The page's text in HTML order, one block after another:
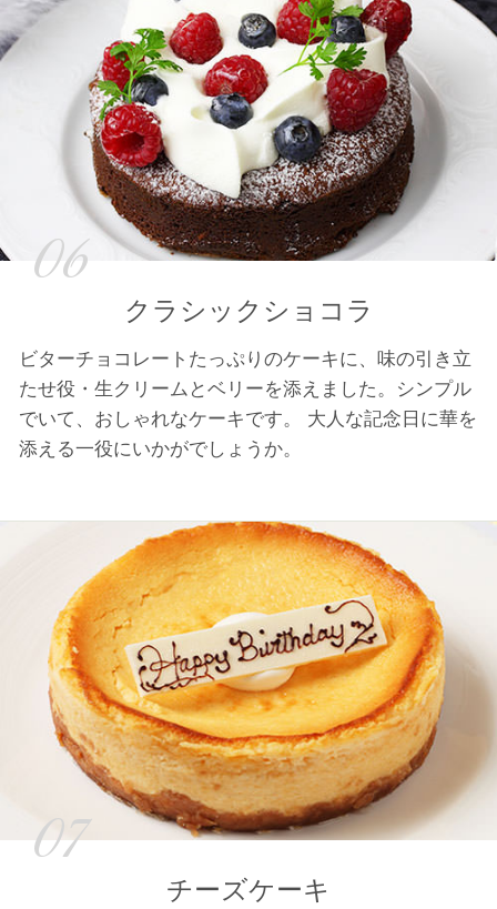
06
クラシックショコラ
ビターチョコレートたっぷりのケーキに、味の引き立
たせ役・生クリームとベリーを添えました。シンプル
でいて、おしゃれなケーキです。 大人な記念日に華を
添える一役にいかがでしょうか。
07
チーズケーキ